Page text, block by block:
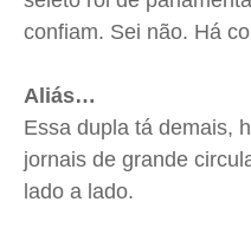
confiam. Sei não. Há
Aliás…
Essa dupla tá demais,
jornais de grande
lado a lado.